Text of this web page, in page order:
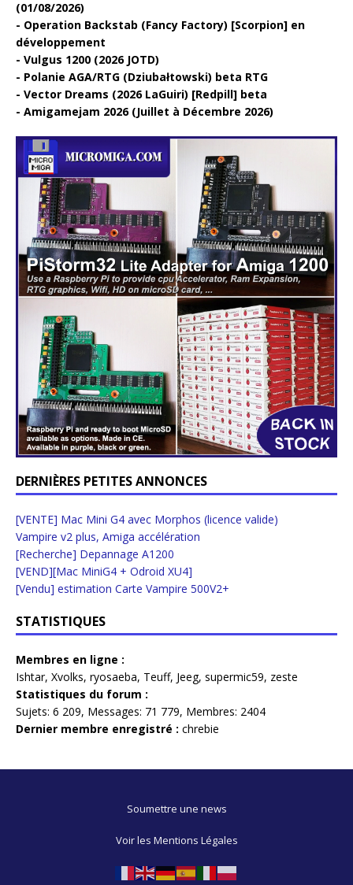
(01/08/2026)
Operation Backstab (Fancy Factory) [Scorpion] en
développement
Vulgus 1200 (2026 JOTD)
Polanie AGA/RTG (Dziubałtowski) beta RTG
Vector Dreams (2026 LaGuiri) [Redpill] beta
Amigamejam 2026 (Juillet à Décembre 2026)
DERNIÈRES PETITES ANNONCES
[VENTE] Mac Mini G4 avec Morphos (licence valide)
Vampire v2 plus, Amiga accélération
[Recherche] Depannage A1200
[VEND][Mac MiniG4 + Odroid XU4]
[Vendu] estimation Carte Vampire 500V2+
STATISTIQUES
Membres en ligne :
Ishtar, Xvolks, ryosaeba, Teuff, Jeeg, supermic59, zeste
Statistiques du forum :
Sujets: 6 209, Messages: 71 779, Membres: 2404
Dernier membre enregistré : chrebie
Soumettre une news
Voir les Mentions Légales